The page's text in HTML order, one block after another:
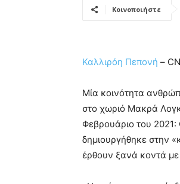
Κοινοποιήστε
Καλλιρόη Πεπονή –
Μία κοινότητα
στο χωριό Μακρά
Φεβρουάριο του 2021:
δημιουργήθηκε στην
έρθουν ξανά κοντά με